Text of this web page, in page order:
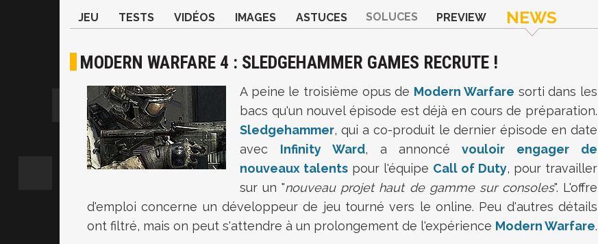
JEU TESTS VIDÉOS IMAGES ASTUCES SOLUCES PREVIEW NEWS
MODERN WARFARE 4 : SLEDGEHAMMER GAMES RECRUTE !
A peine le troisième opus de Modern Warfare sorti dans les
bacs qu'un nouvel épisode est déjà en cours de préparation.
Sledgehammer, qui a co-produit le dernier épisode en date
avec Infinity Ward, a annoncé vouloir engager de
nouveaux talents pour l'équipe Call of Duty, pour travailler
sur un "nouveau projet haut de gamme sur consoles". L'offre
d'emploi concerne un développeur de jeu tourné vers le online. Peu d'autres détails
ont filtré, mais on peut s'attendre à un prolongement de l'expérience Modern Warfare.